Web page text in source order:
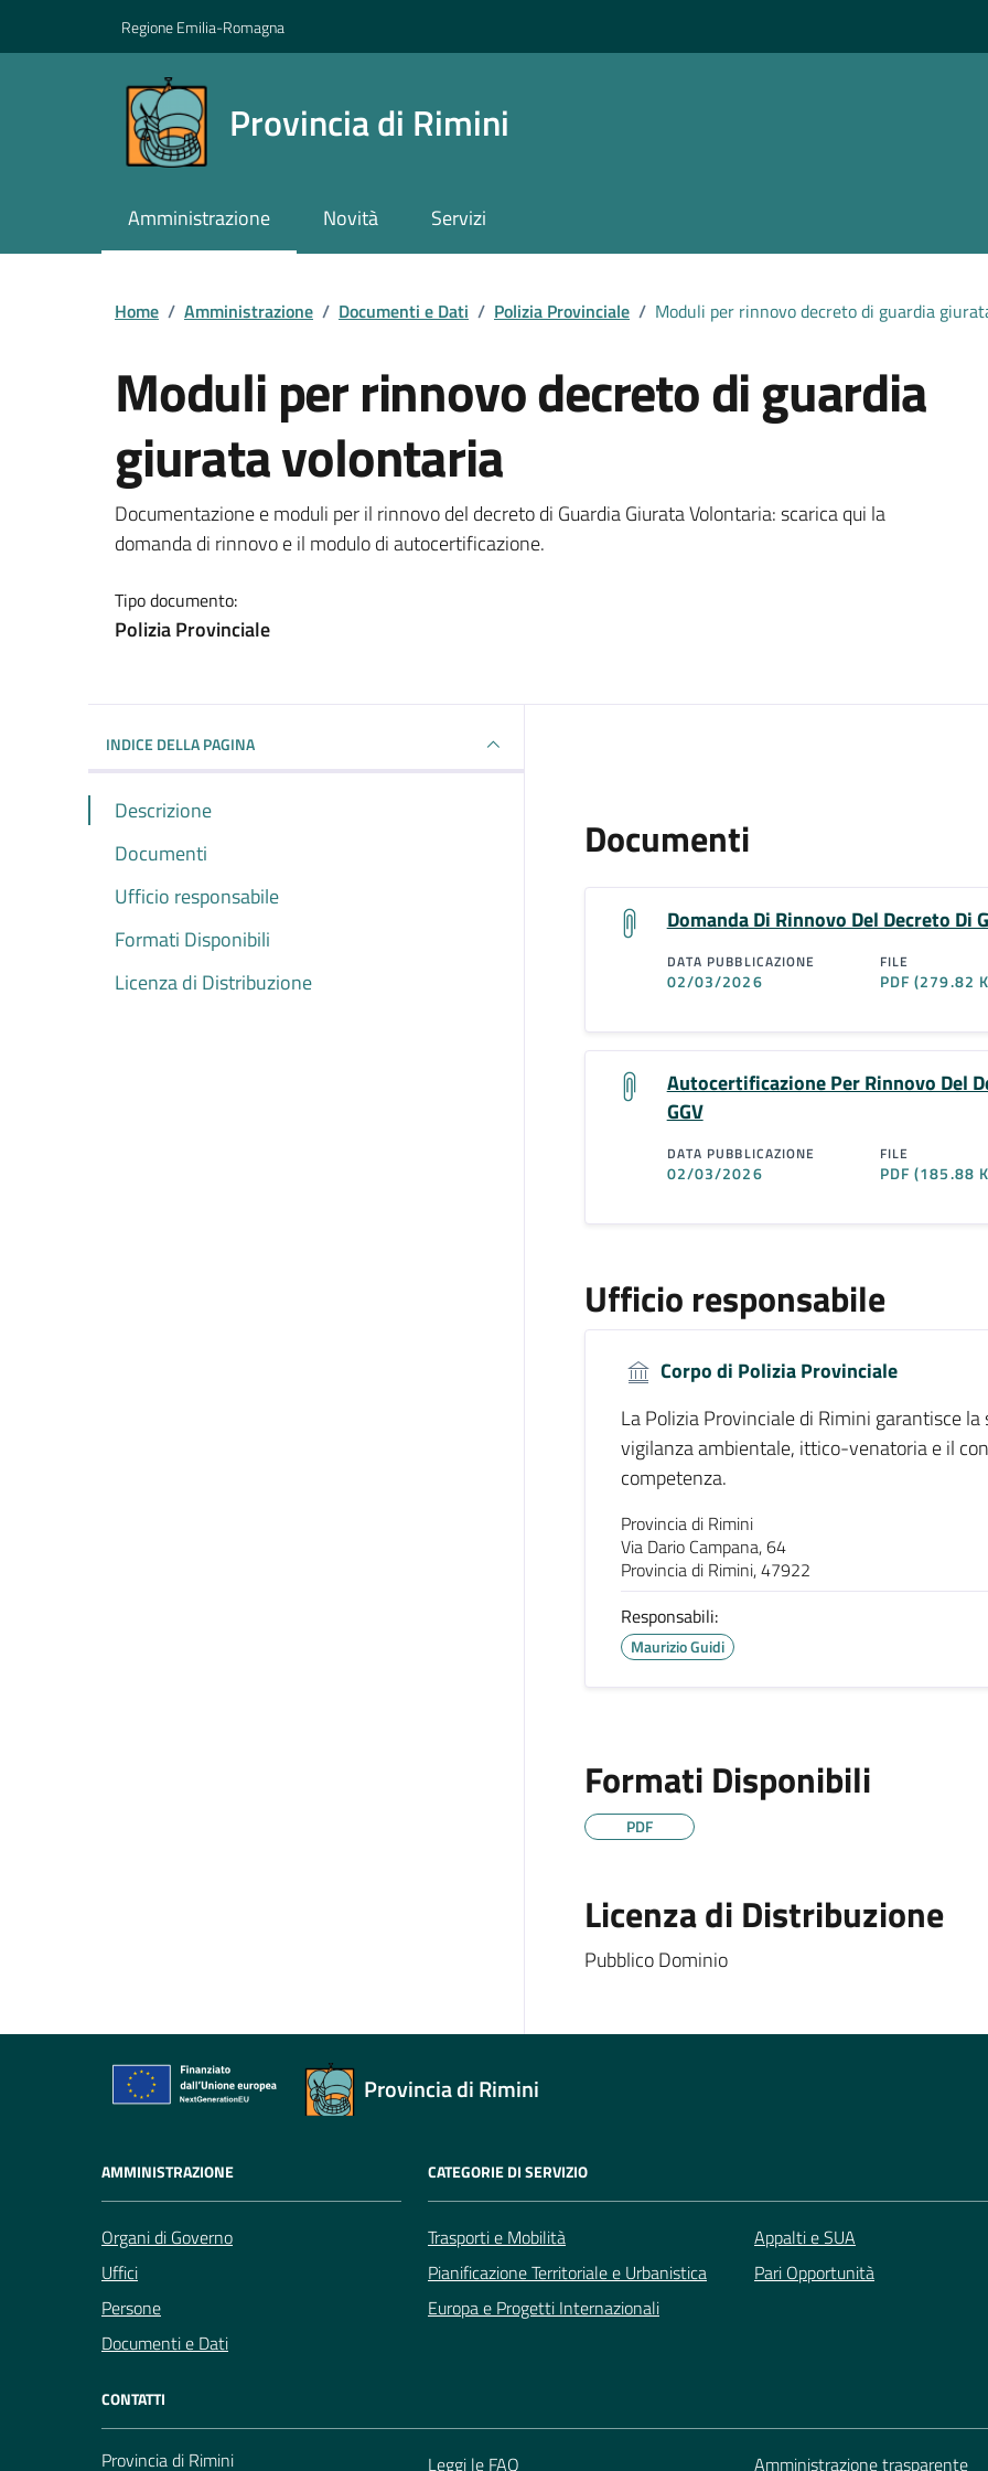
Regione Emilia-Romagna
Provincia di Rimini
Amministrazione Novità Servizi
Home / Amministrazione / Documenti e Dati / Polizia Provinciale / Moduli per rinnovo decreto di guardia
Moduli per rinnovo decreto di guardia
giurata volontaria
Dettagli del documento
Documentazione e moduli per il rinnovo del decreto di Guardia Giurata Volontaria: scarica qui la
domanda di rinnovo e il modulo di autocertificazione.
Tipo documento:
Polizia Provinciale
INDICE DELLA PAGINA
Descrizione
Documenti
Ufficio responsabile
Formati Disponibili
Licenza di Distribuzione
Documenti
Domanda Di Rinnovo Del Decreto Di
DATA PUBBLICAZIONE
02/03/2026
FILE
PDF(279.82
Autocertificazione Per Rinnovo Del
GGV
DATA PUBBLICAZIONE
02/03/2026
FILE
PDF(185.88
Ufficio responsabile
Corpo di Polizia Provinciale
La Polizia Provinciale di Rimini garantisce
vigilanza ambientale, ittico-venatoria e il
competenza.
Provincia di Rimini
Via Dario Campana, 64
Provincia di Rimini, 47922
Responsabili:
Maurizio Guidi
Formati Disponibili
PDF
Licenza di Distribuzione
Pubblico Dominio
Provincia di Rimini
AMMINISTRAZIONE
Organi di Governo
Uffici
Persone
Documenti e Dati
CATEGORIE DI SERVIZIO
Trasporti e Mobilità
Pianificazione Territoriale e Urbanistica
Europa e Progetti Internazionali
Appalti e SUA
Pari Opportunità
CONTATTI
Provincia di Rimini Leggi le FAQ Amministrazione trasparente